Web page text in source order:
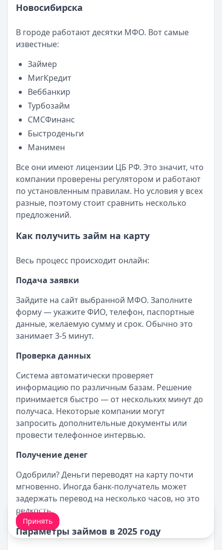
Новосибирска
В городе работают десятки МФО. Вот самые
известные:
Займер
МигКредит
Веббанкир
Турбозайм
СМСФинанс
Быстроденьги
Манимен
Все они имеют лицензии ЦБ РФ. Это значит, что
компании проверены регулятором и работают
по установленным правилам. Но условия у всех
разные, поэтому стоит сравнить несколько
предложений.
Как получить займ на карту
Весь процесс происходит онлайн:
Подача заявки
Зайдите на сайт выбранной МФО. Заполните
форму — укажите ФИО, телефон, паспортные
данные, желаемую сумму и срок. Обычно это
занимает 3-5 минут.
Проверка данных
Система автоматически проверяет
информацию по различным базам. Решение
принимается быстро — от нескольких минут до
получаса. Некоторые компании могут
запросить дополнительные документы или
провести телефонное интервью.
Получение денег
Одобрили? Деньги переводят на карту почти
мгновенно. Иногда банк-получатель может
задержать перевод на несколько часов, но это
редкость.
Параметры займов в 2025 году
Мы обрабатываем ваши
Принять